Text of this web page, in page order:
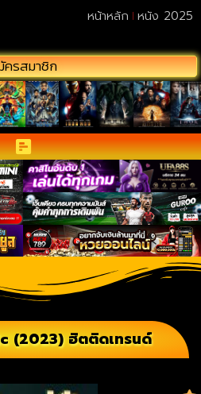
ครสมาชิก
หน้าหลัก หนัง 2025
(2023) ฮิตติดเทรนด์